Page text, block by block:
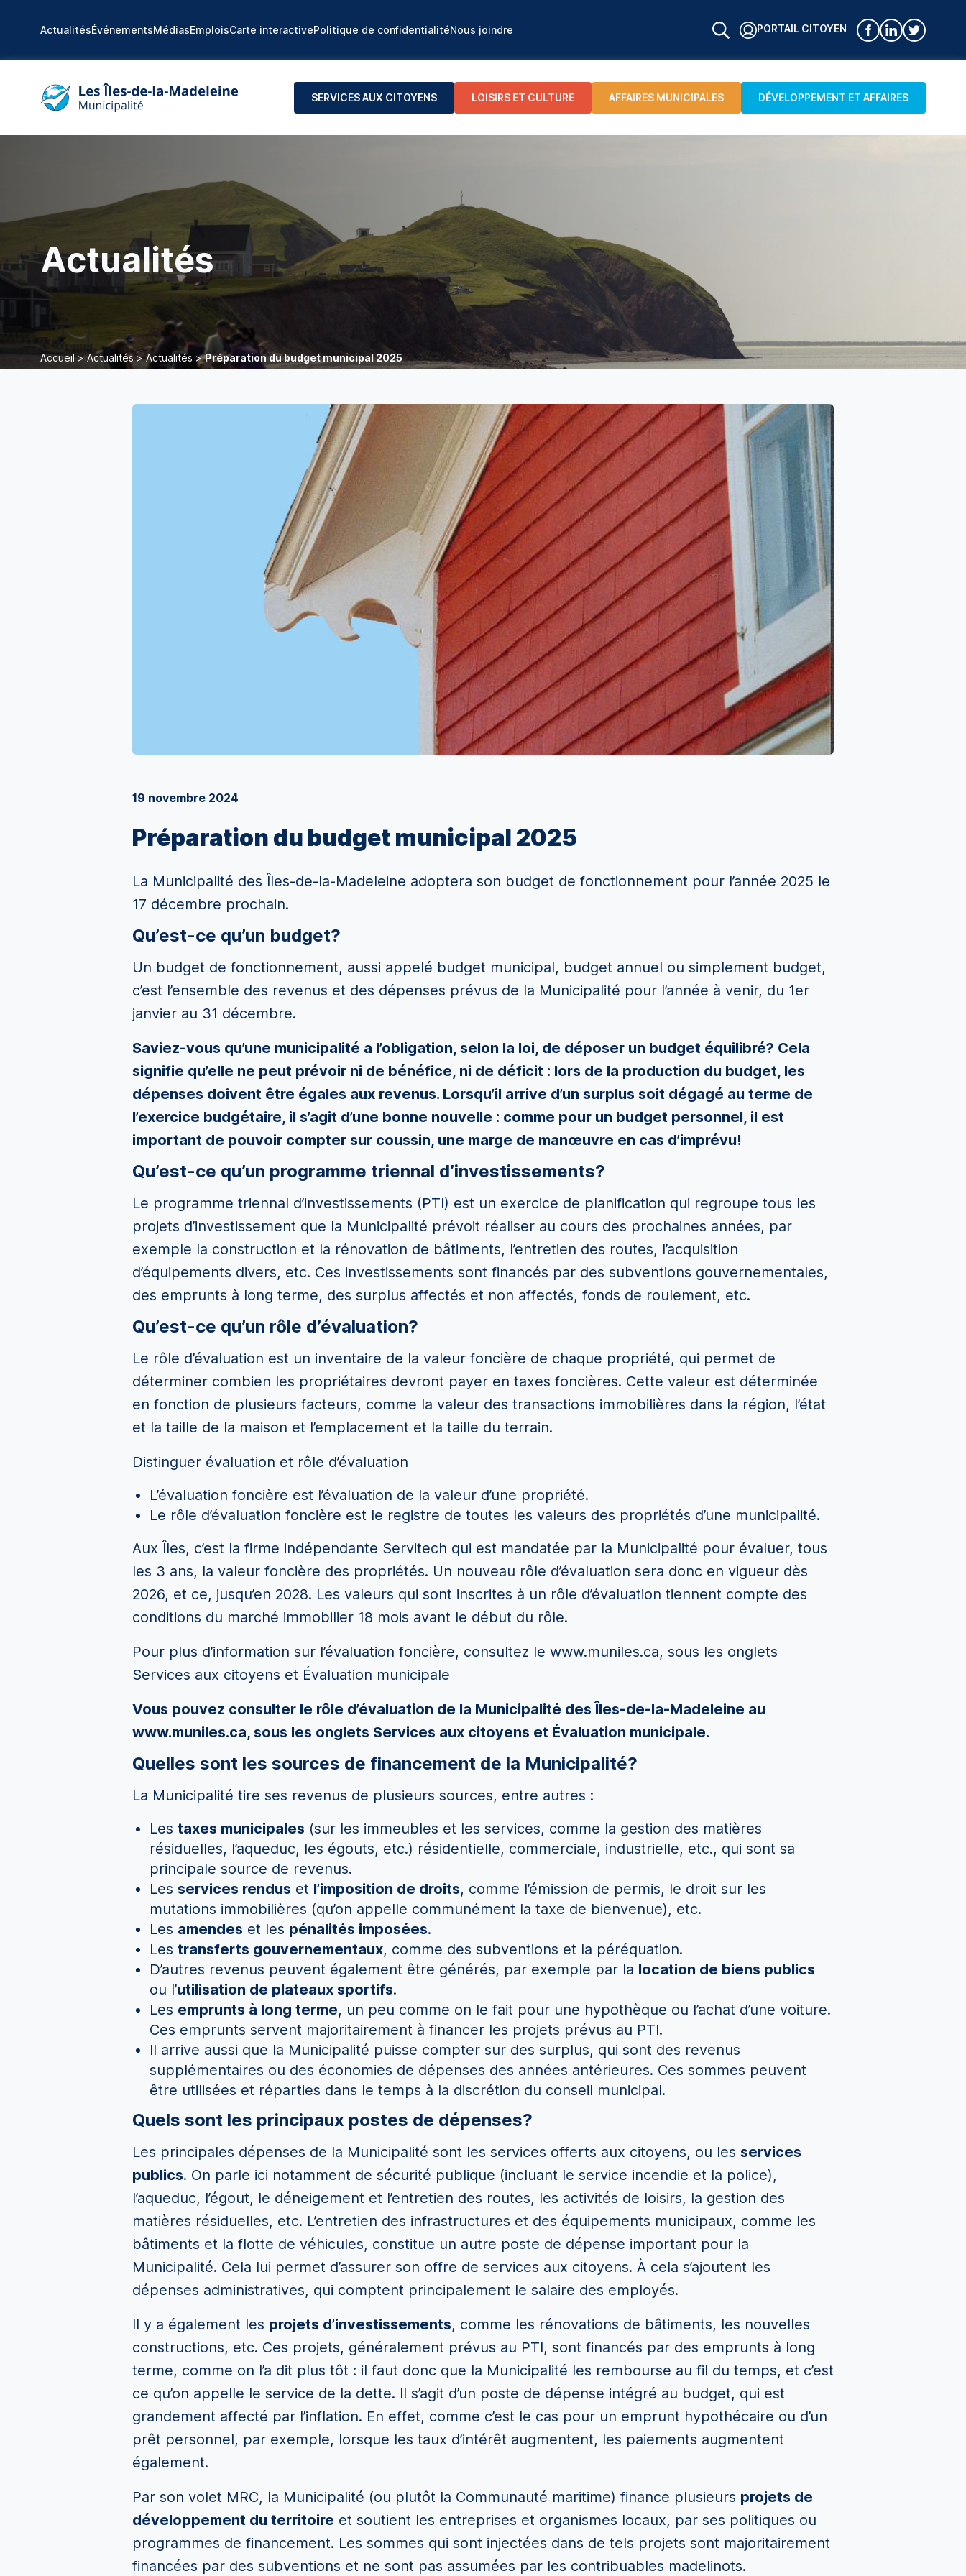
ActualitésÉvénementsMédiasEmploisCarte interactivePolitique de confidentialitéNous joindre PORTAIL CITOYEN
SERVICES AUX CITOYENS LOISIRS ET CULTURE AFFAIRES MUNICIPALES DÉVELOPPEMENT ET AFFAIRES
Actualités
Accueil> Actualités>Actualités >Préparation du budget municipal 2025
19 novembre 2024
Préparation du budget municipal 2025
La Municipalité des Îles-de-la-Madeleine adoptera son budget de fonctionnement pour l’année 2025 le
17 décembre prochain.
Qu’est-ce qu’un budget?
Un budget de fonctionnement, aussi appelé budget municipal, budget annuel ou simplement budget,
c’est l’ensemble des revenus et des dépenses prévus de la Municipalité pour l’année à venir, du 1er
janvier au 31 décembre.
Saviez-vous qu’une municipalité a l’obligation, selon la loi, de déposer un budget équilibré? Cela
signifie qu’elle ne peut prévoir ni de bénéfice, ni de déficit : lors de la production du budget, les
dépenses doivent être égales aux revenus. Lorsqu’il arrive d’un surplus soit dégagé au terme de
l’exercice budgétaire, il s’agit d’une bonne nouvelle : comme pour un budget personnel, il est
important de pouvoir compter sur coussin, une marge de manœuvre en cas d’imprévu!
Qu’est-ce qu’un programme triennal d’investissements?
Le programme triennal d’investissements (PTI) est un exercice de planification qui regroupe tous les
projets d’investissement que la Municipalité prévoit réaliser au cours des prochaines années, par
exemple la construction et la rénovation de bâtiments, l’entretien des routes, l’acquisition
d’équipements divers, etc. Ces investissements sont financés par des subventions gouvernementales,
des emprunts à long terme, des surplus affectés et non affectés, fonds de roulement, etc.
Qu’est-ce qu’un rôle d’évaluation?
Le rôle d’évaluation est un inventaire de la valeur foncière de chaque propriété, qui permet de
déterminer combien les propriétaires devront payer en taxes foncières. Cette valeur est déterminée
en fonction de plusieurs facteurs, comme la valeur des transactions immobilières dans la région, l’état
et la taille de la maison et l’emplacement et la taille du terrain.
Distinguer évaluation et rôle d’évaluation
L’évaluation foncière est l’évaluation de la valeur d’une propriété.
Le rôle d’évaluation foncière est le registre de toutes les valeurs des propriétés d’une municipalité.
Aux Îles, c’est la firme indépendante Servitech qui est mandatée par la Municipalité pour évaluer, tous
les 3 ans, la valeur foncière des propriétés. Un nouveau rôle d’évaluation sera donc en vigueur dès
2026, et ce, jusqu’en 2028. Les valeurs qui sont inscrites à un rôle d’évaluation tiennent compte des
conditions du marché immobilier 18 mois avant le début du rôle.
Pour plus d’information sur l’évaluation foncière, consultez le www.muniles.ca, sous les onglets
Services aux citoyens et Évaluation municipale
Vous pouvez consulter le rôle d’évaluation de la Municipalité des Îles-de-la-Madeleine au
www.muniles.ca, sous les onglets Services aux citoyens et Évaluation municipale.
Quelles sont les sources de financement de la Municipalité?
La Municipalité tire ses revenus de plusieurs sources, entre autres :
Les taxes municipales (sur les immeubles et les services, comme la gestion des matières
résiduelles, l’aqueduc, les égouts, etc.) résidentielle, commerciale, industrielle, etc., qui sont sa
principale source de revenus.
Les services rendus et l’imposition de droits, comme l’émission de permis, le droit sur les
mutations immobilières (qu’on appelle communément la taxe de bienvenue), etc.
Les amendes et les pénalités imposées.
Les transferts gouvernementaux, comme des subventions et la péréquation.
D’autres revenus peuvent également être générés, par exemple par la location de biens publics
ou l’utilisation de plateaux sportifs.
Les emprunts à long terme, un peu comme on le fait pour une hypothèque ou l’achat d’une voiture.
Ces emprunts servent majoritairement à financer les projets prévus au PTI.
Il arrive aussi que la Municipalité puisse compter sur des surplus, qui sont des revenus
supplémentaires ou des économies de dépenses des années antérieures. Ces sommes peuvent
être utilisées et réparties dans le temps à la discrétion du conseil municipal.
Quels sont les principaux postes de dépenses?
Les principales dépenses de la Municipalité sont les services offerts aux citoyens, ou les services
publics. On parle ici notamment de sécurité publique (incluant le service incendie et la police),
l’aqueduc, l’égout, le déneigement et l’entretien des routes, les activités de loisirs, la gestion des
matières résiduelles, etc. L’entretien des infrastructures et des équipements municipaux, comme les
bâtiments et la flotte de véhicules, constitue un autre poste de dépense important pour la
Municipalité. Cela lui permet d’assurer son offre de services aux citoyens. À cela s’ajoutent les
dépenses administratives, qui comptent principalement le salaire des employés.
Il y a également les projets d’investissements, comme les rénovations de bâtiments, les nouvelles
constructions, etc. Ces projets, généralement prévus au PTI, sont financés par des emprunts à long
terme, comme on l’a dit plus tôt : il faut donc que la Municipalité les rembourse au fil du temps, et c’est
ce qu’on appelle le service de la dette. Il s’agit d’un poste de dépense intégré au budget, qui est
grandement affecté par l’inflation. En effet, comme c’est le cas pour un emprunt hypothécaire ou d’un
prêt personnel, par exemple, lorsque les taux d’intérêt augmentent, les paiements augmentent
également.
Par son volet MRC, la Municipalité (ou plutôt la Communauté maritime) finance plusieurs projets de
développement du territoire et soutient les entreprises et organismes locaux, par ses politiques ou
programmes de financement. Les sommes qui sont injectées dans de tels projets sont majoritairement
financées par des subventions et ne sont pas assumées par les contribuables madelinots.